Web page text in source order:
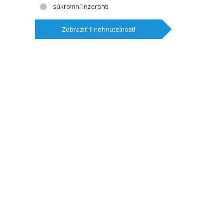
súkromní inzerenti
Zobraziť1 nehnuteľností